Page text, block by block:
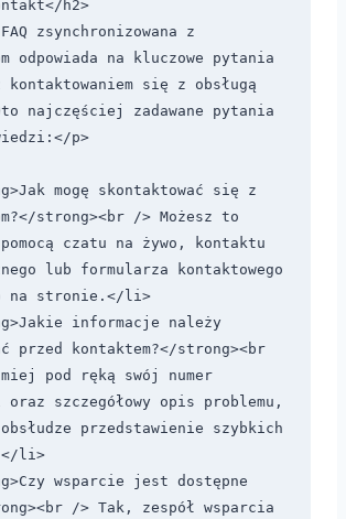
h2>
zsynchronizowana z
odpowiada na kluczowe pytania
kontaktowaniem się z obsługą
najczęściej zadawane pytania
p>
mogę skontaktować się z
strong><br /> Możesz to
czatu na żywo, kontaktu
lub formularza kontaktowego
na stronie.</li>
informacje należy
przed kontaktem?</strong><br
pod ręką swój numer
szczegółowy opis problemu,
przedstawienie szybkich
li>
wsparcie jest dostępne
/> Tak, zespół wsparcia